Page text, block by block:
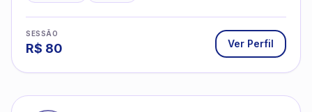
SESSÃO
R$ 80 Ver Perfil